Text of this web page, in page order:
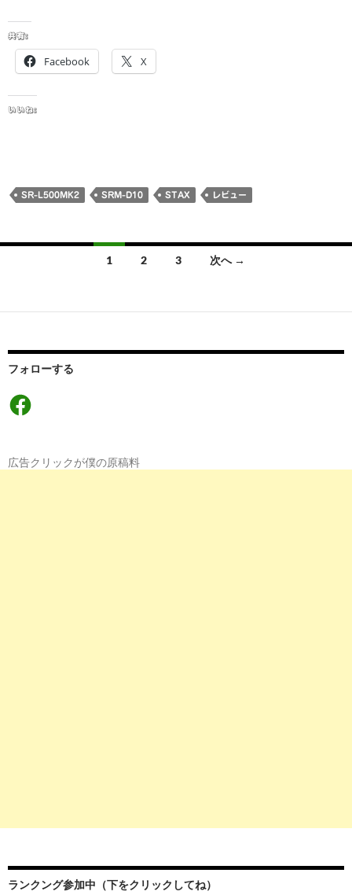
共有:
Facebook X
いいね:
SR-L500MK2 SRM-D10 STAX レビュー
ナ
ゲ
ー
シ
ョ
1 2 3 次へ →
フォローする
Facebook
広告クリックが僕の原稿料
ランクング参加中（下をクリックしてね）